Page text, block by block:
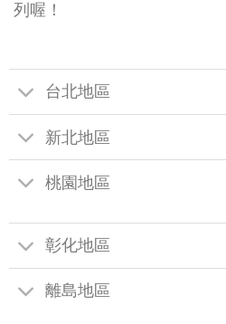
列喔！
台北地區
新北地區
桃園地區
彰化地區
離島地區